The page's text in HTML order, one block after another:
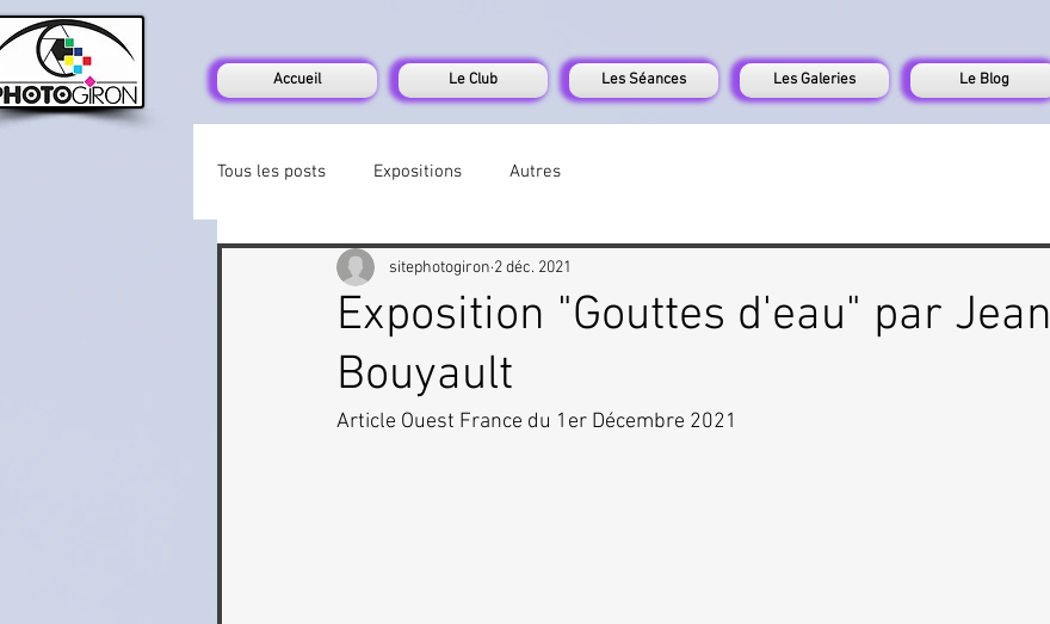
Accueil Le Club Les Séances Les Galeries Le Blog
Tous les posts Expositions Autres
Exposition "Gouttes d'eau" par Jean
Bouyault
sitephotogiron 2 déc. 2021
Article Ouest France du 1er Décembre 2021